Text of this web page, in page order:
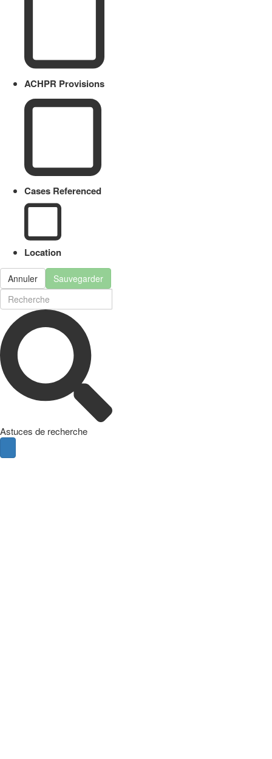
ACHPR Provisions
Cases Referenced
Location
Annuler Sauvegarder
Astuces de recherche